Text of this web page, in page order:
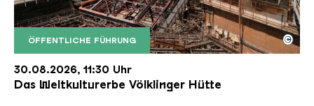
ÖFFENTLICHE FÜHRUNG
Der Erzschrägaufzug der Völklinger Hütte mit
Copyright: Weltkulturerbe Völklinger Hütte | Karl
©
30.08.2026, 11:30 Uhr
Das Weltkulturerbe Völklinger Hütte